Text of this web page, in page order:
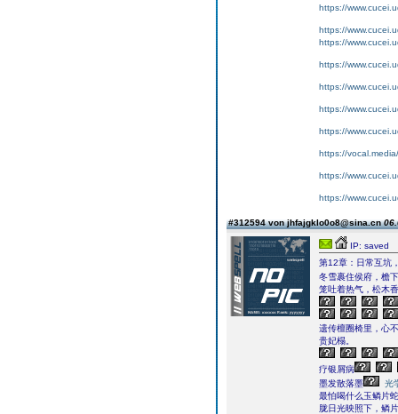
https://
https://
https://
https://
https://
https://
https://
https://
https://
https://
#312594 von jhfajgklo0o8@sina.cn
IP: saved
第12章：日常互坑
冬雪裹住侯府，檐
笼吐着热气，松木
遗传檀圈椅里，心
贵妃榻。
疗银屑病
墨发散落墨
光
最怕喝什么玉鳞片
胧日光映照下，鳞